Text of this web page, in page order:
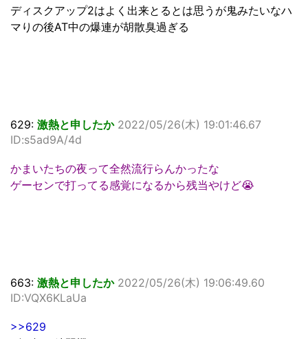
ディスクアップ2はよく出来とるとは思うが鬼みたいなハ
マりの後AT中の爆連が胡散臭過ぎる
629: 激熱と申したか 2022/05/26(木) 19:01:46.67
ID:s5ad9A/4d
かまいたちの夜って全然流行らんかったな
ゲーセンで打ってる感覚になるから残当やけど😭
663: 激熱と申したか 2022/05/26(木) 19:06:49.60
ID:VQX6KLaUa
>>629